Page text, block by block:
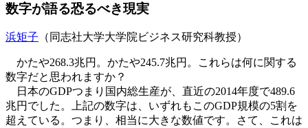
数字が語る恐るべき現実
浜矩子 （同志社大学大学院ビジネス研究科教授）
かたや268.3兆円。かたや245.7兆円。これらは何に関する
数字だと思われますか？
日本のGDPつまり国内総生産が、直近の2014年度で489.6
兆円でした。上記の数字は、いずれもこのGDP規模の5割を
超えている。つまり、相当に大きな数値です。さて、これは